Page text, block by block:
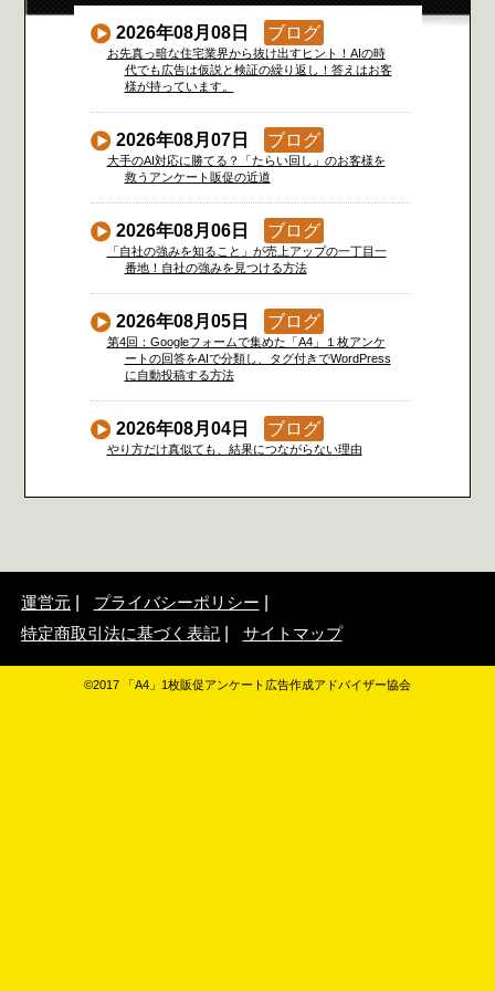
2026年08月08日 ブログ
お先真っ暗な住宅業界から抜け出すヒント！AIの時
代でも広告は仮説と検証の繰り返し！答えはお客
様が持っています。
2026年08月07日 ブログ
大手のAI対応に勝てる？「たらい回し」のお客様を
救うアンケート販促の近道
2026年08月06日 ブログ
「自社の強みを知ること」が売上アップの一丁目一
番地！自社の強みを見つける方法
2026年08月05日 ブログ
第4回：Googleフォームで集めた「A4」１枚アンケ
ートの回答をAIで分類し、タグ付きでWordPress
に自動投稿する方法
2026年08月04日 ブログ
やり方だけ真似ても、結果につながらない理由
運営元
プライバシーポリシー
特定商取引法に基づく表記
サイトマップ
©2017 「A4」1枚販促アンケート広告作成アドバイザー協会